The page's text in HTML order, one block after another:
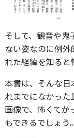
そして、観音や鬼
ない姿なのに例
れた経緯を知ると
本書は、そんな日
れまでになかった
画像で、怖くてか
もできるでしょう。